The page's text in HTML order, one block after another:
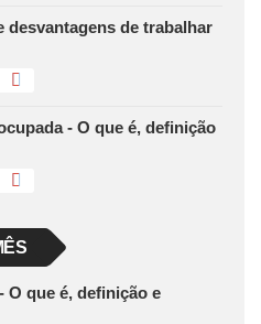
desvantagens de trabalhar
- O que é, definição
O que é, definição e